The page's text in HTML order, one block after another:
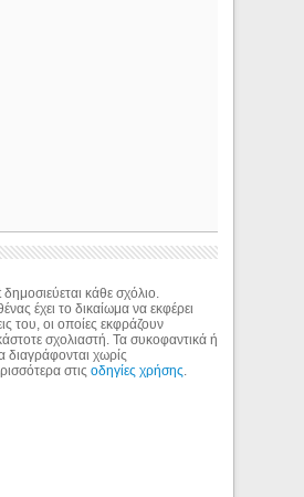
κάθε σχόλιο.
έχει το δικαίωμα να εκφέρει
του, οι οποίες εκφράζουν
σχολιαστή. Τα συκοφαντικά ή
διαγράφονται χωρίς
στιςοδηγίες χρήσης.